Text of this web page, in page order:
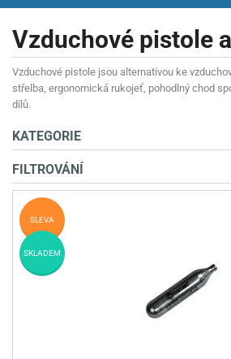
OPTIKA
STŘELIVO
DETEKTORY KOVŮ
KONTAKTY
Vzduchové pistole
Vzduchové pistole jsou alternativou ke
střelba, ergonomická rukojeť, pohodlný chod
dílů.
KATEGORIE
FILTROVÁNÍ
SLEVA
SKLADEM